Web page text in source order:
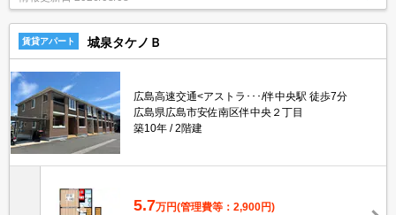
賃貸アパート 城泉タケノＢ
広島高速交通<アストラ･･･/伴中央駅 徒歩7分
広島県広島市安佐南区伴中央２丁目
築10年
2階建
5.7万円(管理費等：2,900円)